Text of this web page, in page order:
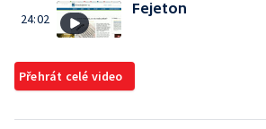
24:02
Fejeton
Přehrát celé video